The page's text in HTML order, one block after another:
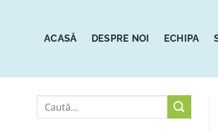
ACASĂ DESPRE NOI ECHIPA